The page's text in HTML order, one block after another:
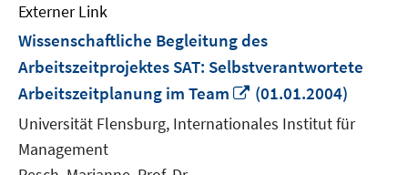
Externer Link
Wissenschaftliche Begleitung des
Arbeitszeitprojektes SAT: Selbstverantwortete
Arbeitszeitplanung im Team
In
neuem
Fenster
(01.01.2004)
Universität Flensburg, Internationales Institut für
Management